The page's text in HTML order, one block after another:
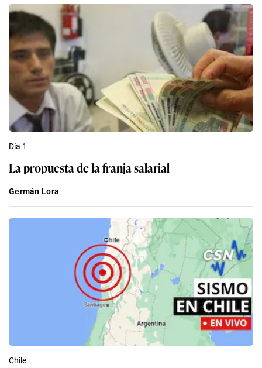
Día 1
La propuesta de la franja salarial
Germán Lora
Chile